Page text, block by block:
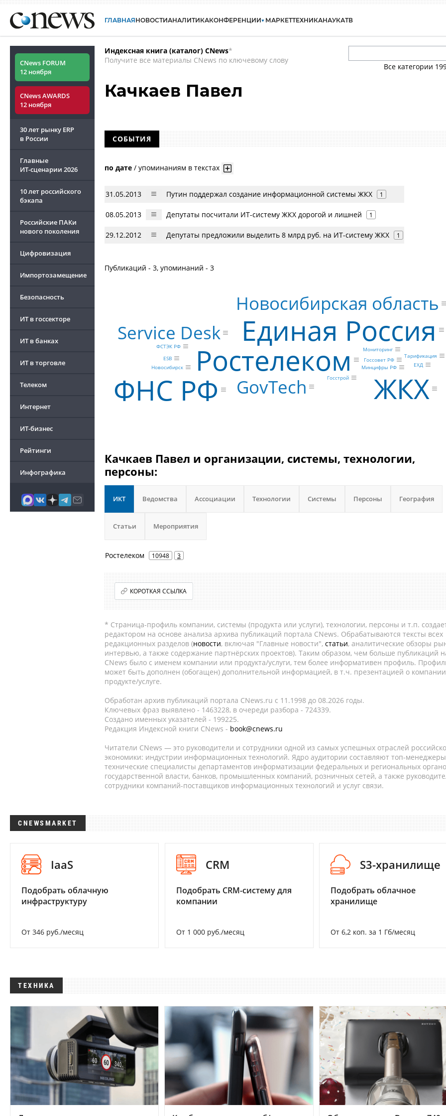
ГЛАВНАЯНОВОСТИАНАЛИТИКАКОНФЕРЕНЦИИ МАРКЕТТЕХНИКАНАУКАТВ
CNews FORUM
12 ноября
CNews AWARDS
12 ноября
30 лет рынку ERP
в России
Главные
ИТ-сценарии 2026
10 лет российского
бэкапа
Российские ПАКи
нового поколения
Цифровизация
Импортозамещение
Безопасность
ИТ в госсекторе
ИТ в банках
ИТ в торговле
Телеком
Интернет
ИТ-бизнес
Рейтинги
Инфографика
Индексная книга (каталог) CNews*
Получите все материалы CNews по ключевому слову
Все категории
Качкаев Павел
СОБЫТИЯ
по дате / упоминаниям в текстах
31.05.2013 Путин поддержал создание информационной системы ЖКХ 1
08.05.2013 Депутаты посчитали ИТ-систему ЖКХ дорогой и лишней 1
29.12.2012 Депутаты предложили выделить 8 млрд руб. на ИТ-систему ЖКХ 1
Публикаций - 3, упоминаний - 3
Ростелеком
Единая Россия
ФНС РФ
ЖКХ
Service Desk
GovTech
Новосибирская область
Госстрой
Госсовет РФ
ФСТЭК РФ
Минцифры РФ
Мониторинг
ESB
ЕХД
Новосибирск
Тарификация
Качкаев Павел и организации, системы, технологии,
персоны:
ИКТ Ведомства Ассоциации Технологии Системы Персоны География
Статьи Мероприятия
Ростелеком 10948 3
КОРОТКАЯ ССЫЛКА
* Страница-профиль компании, системы (продукта или услуги), технологии, персоны и т.п.
редактором на основе анализа архива публикаций портала CNews. Обрабатываются тексты всех
редакционных разделов (новости, включая "Главные новости", статьи, аналитические обзоры
интервью, а также содержание партнёрских проектов). Таким образом, чем больше публикаций
CNews было с именем компании или продукта/услуги, тем более информативен профиль.
может быть дополнен (обогащен) дополнительной информацией, в т.ч. презентацией о
продукте/услуге.
Обработан архив публикаций портала CNews.ru c 11.1998 до 08.2026 годы.
Ключевых фраз выявлено - 1463228, в очереди разбора - 724339.
Создано именных указателей - 199225.
Редакция Индексной книги CNews - book@cnews.ru
Читатели CNews — это руководители и сотрудники одной из самых успешных отраслей
экономики: индустрии информационных технологий. Ядро аудитории составляют топ-
технические специалисты департаментов информатизации федеральных и региональных
государственной власти, банков, промышленных компаний, розничных сетей, а также
сотрудники компаний-поставщиков информационных технологий и услуг связи.
CNEWSMARKET
IaaS
Подобрать облачную
инфраструктуру
От 346 руб./месяц
CRM
Подобрать CRM-систему для
компании
От 1 000 руб./месяц
S3-хранилище
Подобрать облачное
хранилище
От 6,2 коп. за 1 Гб/месяц
ТЕХНИКА